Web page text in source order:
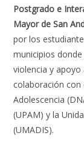
Postgrado e
Mayor de San
por los
municipios
violencia y apoyo
colaboración
Adolescencia
(UPAM) y la
(UMADIS).